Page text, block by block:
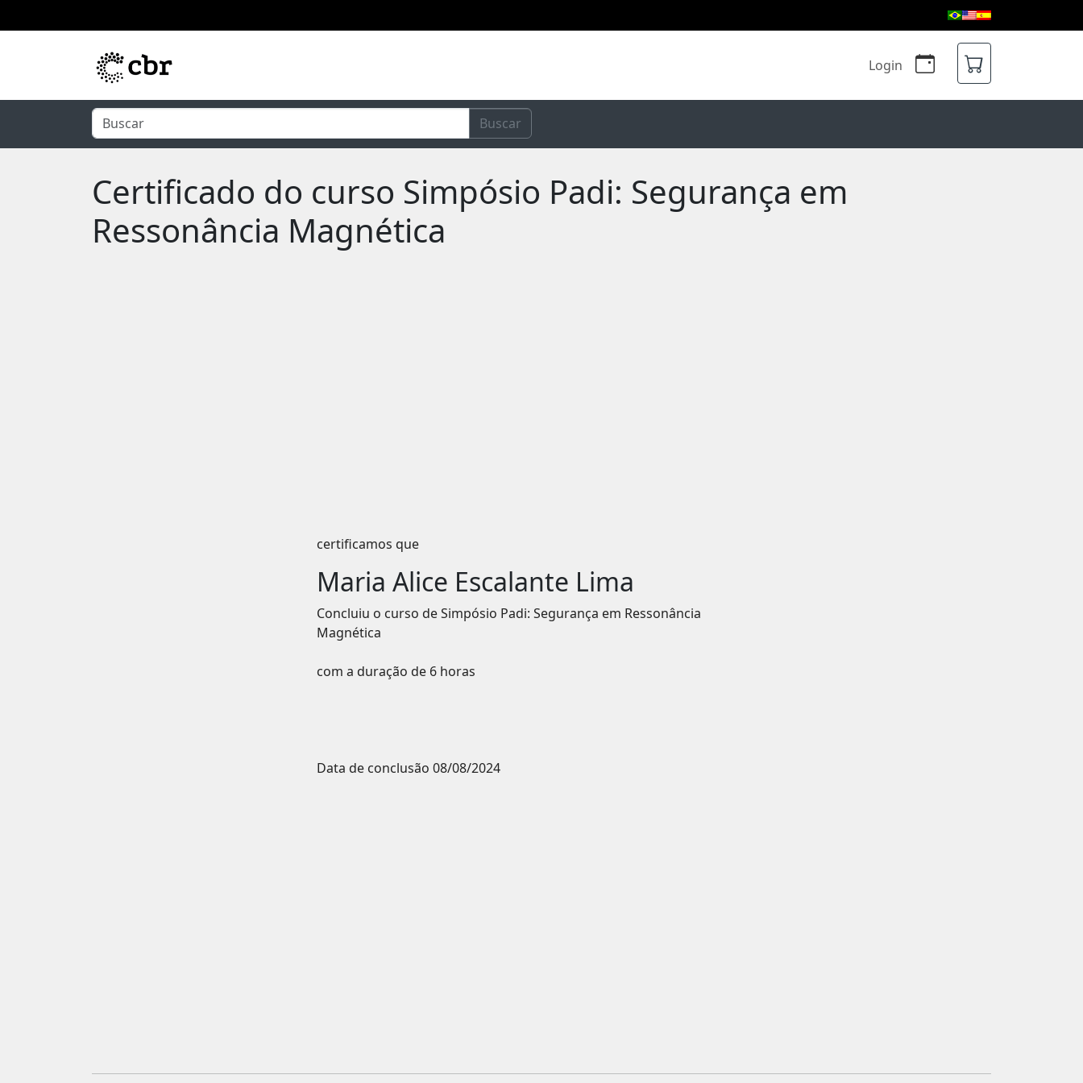
Login
Buscar
Certificado do curso Simpósio Padi: Segurança em
Ressonância Magnética
certificamos que
Maria Alice Escalante Lima
Concluiu o curso deSimpósio Padi: Segurança em Ressonância
Magnética
com a duração de 6 horas
Data de conclusão 08/08/2024